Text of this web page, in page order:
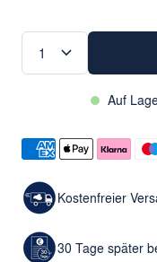
Auf
Kostenfreier
30 Tage später